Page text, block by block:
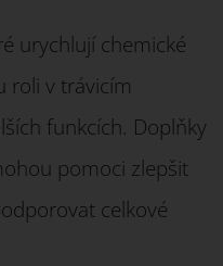
urychlují chemické
roli v trávicím
funkcích. Doplňky
pomoci zlepšit
celkové